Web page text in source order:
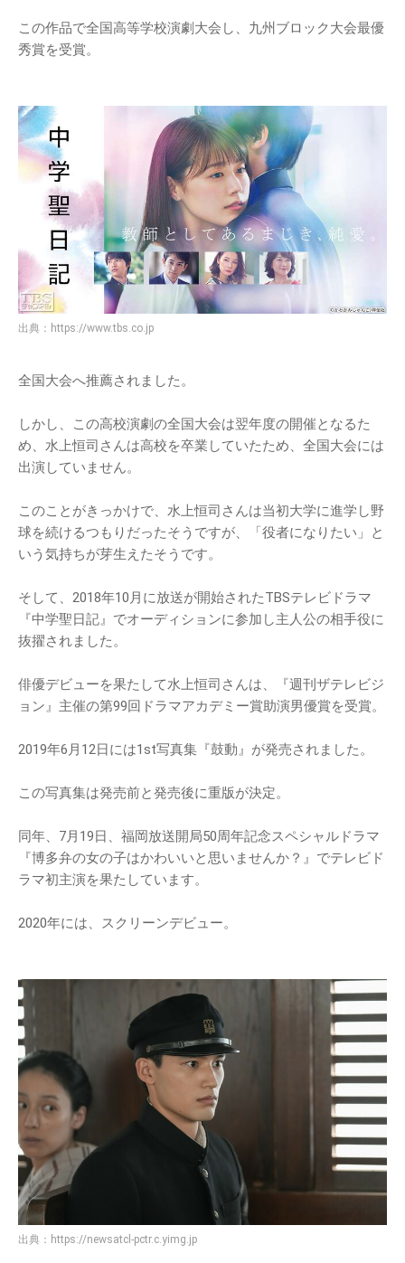
この作品で全国高等学校演劇大会し、九州ブロック大会最優
秀賞を受賞。
出典： https://www.tbs.co.jp
全国大会へ推薦されました。
しかし、この高校演劇の全国大会は翌年度の開催となるた
め、水上恒司さんは高校を卒業していたため、全国大会には
出演していません。
このことがきっかけで、水上恒司さんは当初大学に進学し野
球を続けるつもりだったそうですが、「役者になりたい」と
いう気持ちが芽生えたそうです。
そして、2018年10月に放送が開始されたTBSテレビドラマ
『中学聖日記』でオーディションに参加し主人公の相手役に
抜擢されました。
俳優デビューを果たして水上恒司さんは、『週刊ザテレビジ
ョン』主催の第99回ドラマアカデミー賞助演男優賞を受賞。
2019年6月12日には1st写真集『鼓動』が発売されました。
この写真集は発売前と発売後に重版が決定。
同年、7月19日、福岡放送開局50周年記念スペシャルドラマ
『博多弁の女の子はかわいいと思いませんか？』でテレビド
ラマ初主演を果たしています。
2020年には、スクリーンデビュー。
出典： https://newsatcl-pctr.c.yimg.jp